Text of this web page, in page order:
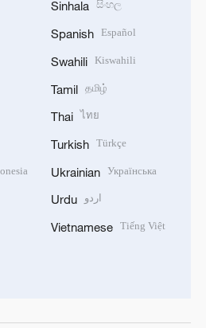
Sinhala සිංහල
Spanish Español
Swahili Kiswahili
Tamil தமிழ்
Thai ไทย
Turkish Türkçe
Ukrainian Українська
Urdu اردو
Vietnamese Tiếng Việt